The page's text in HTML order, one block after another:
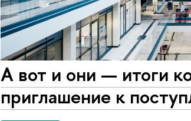
А вот и они — итоги
приглашение к